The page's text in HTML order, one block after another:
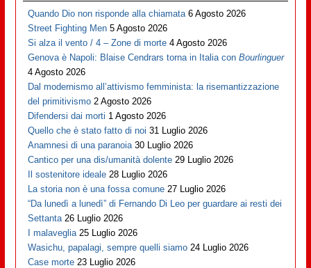
Quando Dio non risponde alla chiamata 6 Agosto 2026
Street Fighting Men 5 Agosto 2026
Si alza il vento / 4 – Zone di morte 4 Agosto 2026
Genova è Napoli: Blaise Cendrars torna in Italia conBourlinguer
4 Agosto 2026
Dal modernismo all’attivismo femminista: la risemantizzazione
del primitivismo 2 Agosto 2026
Difendersi dai morti 1 Agosto 2026
Quello che è stato fatto di noi 31 Luglio 2026
Anamnesi di una paranoia 30 Luglio 2026
Cantico per una dis/umanità dolente 29 Luglio 2026
Il sostenitore ideale 28 Luglio 2026
La storia non è una fossa comune 27 Luglio 2026
“Da lunedì a lunedì” di Fernando Di Leo per guardare ai resti dei
Settanta 26 Luglio 2026
I malaveglia 25 Luglio 2026
Wasichu, papalagi, sempre quelli siamo 24 Luglio 2026
Case morte 23 Luglio 2026